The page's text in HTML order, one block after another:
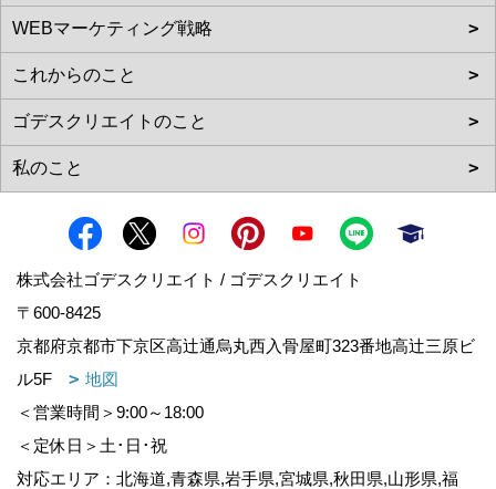
株式会社ゴデスクリエイト / ゴデスクリエイト
〒600-8425
京都府京都市下京区高辻通烏丸西入骨屋町323番地高辻三原ビ
ル5F
地図
＜営業時間＞9:00～18:00
＜定休日＞土･日･祝
対応エリア：北海道,青森県,岩手県,宮城県,秋田県,山形県,福